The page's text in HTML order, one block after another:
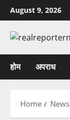
Skip
to
content
August 9, 2026
होम अपराध
Home News